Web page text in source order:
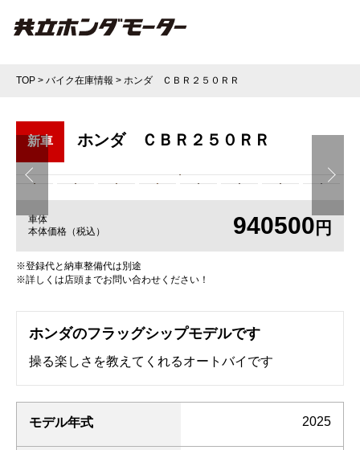
TOP > バイク在庫情報 > ホンダ ＣＢＲ２５０ＲＲ
新車 ホンダ ＣＢＲ２５０ＲＲ
車体
本体価格（税込）
940500 円
※登録代と納車整備代は別途
※詳しくは店頭までお問い合わせください！
ホンダのフラッグシップモデルです
操る楽しさを教えてくれるオートバイです
モデル年式 2025